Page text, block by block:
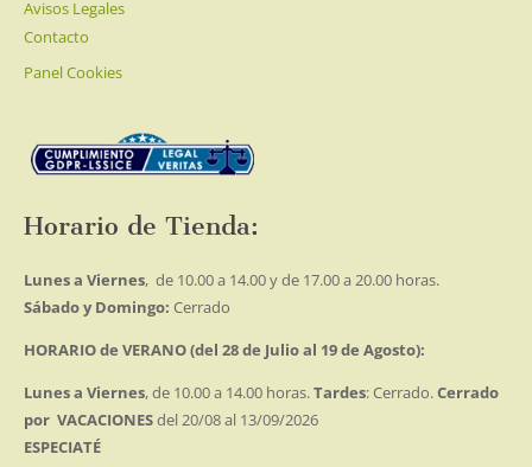
Avisos Legales
Contacto
Panel Cookies
Horario de Tienda:
Lunes a Viernes, de 10.00 a 14.00 y de 17.00 a 20.00 horas.
Sábado y Domingo: Cerrado
HORARIO de VERANO (del 28 de Julio al 19 de Agosto):
Lunes a Viernes, de 10.00 a 14.00 horas.Tardes: Cerrado.Cerrado
por VACACIONESdel 20/08 al 13/09/2026
ESPECIATÉ